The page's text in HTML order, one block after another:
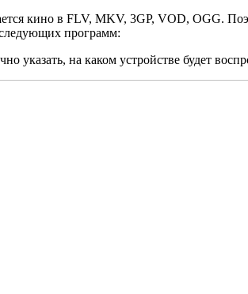
кино в FLV, MKV, 3GP, VOD, OGG.
программ:
указать, на каком устройстве будет